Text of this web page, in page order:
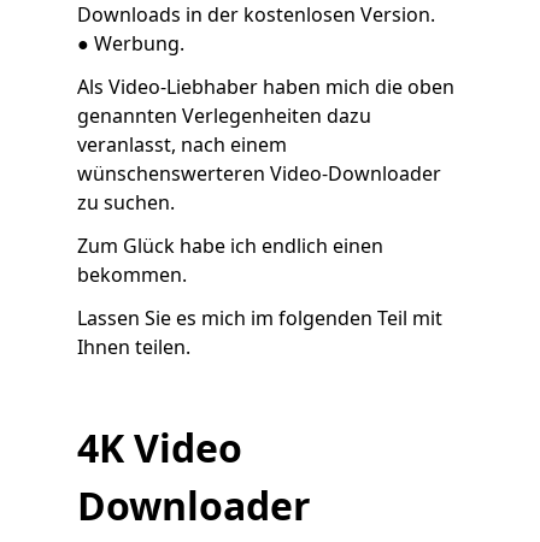
Downloads in der kostenlosen Version.
● Werbung.
Als Video-Liebhaber haben mich die oben
genannten Verlegenheiten dazu
veranlasst, nach einem
wünschenswerteren Video-Downloader
zu suchen.
Zum Glück habe ich endlich einen
bekommen.
Lassen Sie es mich im folgenden Teil mit
Ihnen teilen.
4K Video
Downloader